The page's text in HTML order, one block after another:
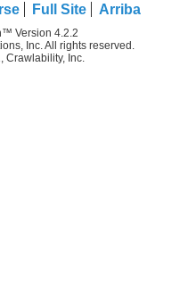
Full Site Arriba
Version 4.2.2
Inc. All rights reserved.
Crawlability, Inc.